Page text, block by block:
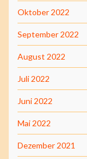
Oktober 2022
September 2022
August 2022
Juli 2022
Juni 2022
Mai 2022
Dezember 2021